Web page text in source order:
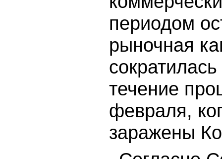
периодом
рыночная
течение
февраля,
заражены